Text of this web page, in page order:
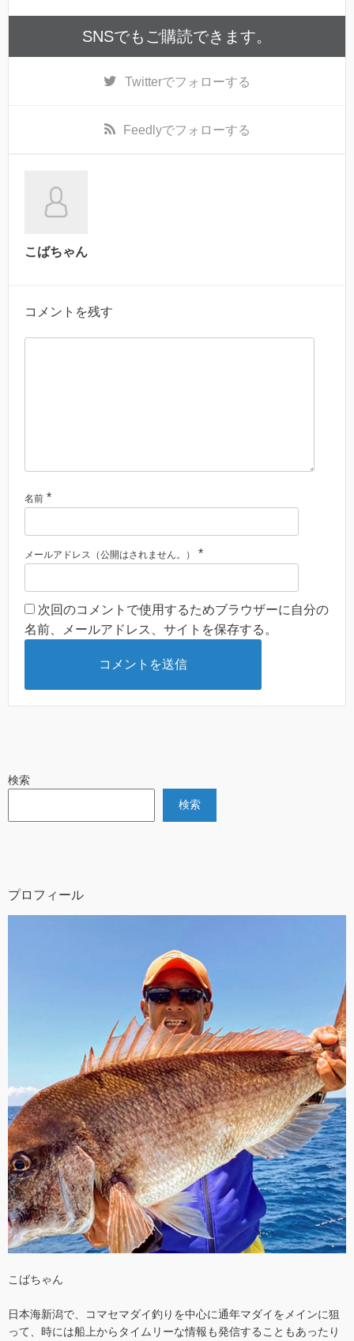
SNSでもご購読できます。
Twitterでフォローする
Feedlyでフォローする
こばちゃん
コメントを残す
名前 *
メールアドレス（公開はされません。） *
次回のコメントで使用するためブラウザーに自分の
名前、メールアドレス、サイトを保存する。
検索
検索
プロフィール
こばちゃん
日本海新潟で、コマセマダイ釣りを中心に通年マダイをメインに狙
って、時には船上からタイムリーな情報も発信することもあったり